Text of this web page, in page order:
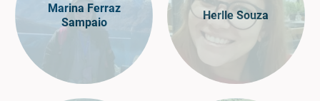
Marina Ferraz
Sampaio
Herlle Souza